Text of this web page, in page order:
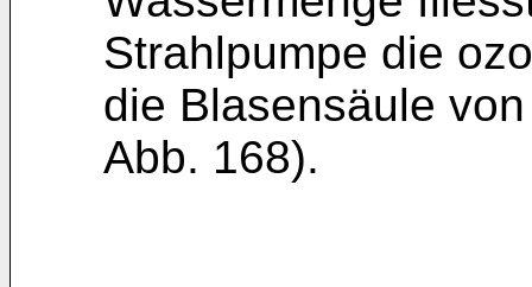
Strahlpumpe die
die Blasensäule
Abb. 168).